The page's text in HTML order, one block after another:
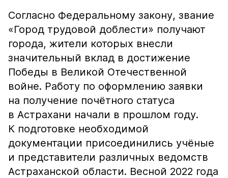
Согласно Федеральному закону, звание
«Город трудовой доблести» получают
города, жители которых внесли
значительный вклад в достижение
Победы в Великой Отечественной
войне. Работу по оформлению заявки
на получение почётного статуса
в Астрахани начали в прошлом году.
К подготовке необходимой
документации присоединились учёные
и представители различных ведомств
Астраханской области. Весной 2022 года